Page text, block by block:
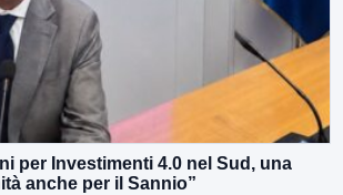
per Investimenti 4.0 nel Sud, una
anche per il Sannio”